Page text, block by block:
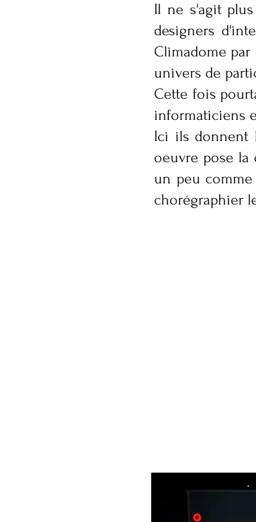
Il ne s'agit
designers
Climadome par
univers de
Cette fois
informaticiens
Ici ils donnent
oeuvre pose la
un peu comme
chorégraphier